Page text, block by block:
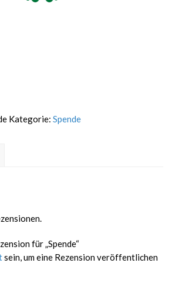
Kategorie: Spende
für „Spende“
sein, um eine Rezension veröffentlichen